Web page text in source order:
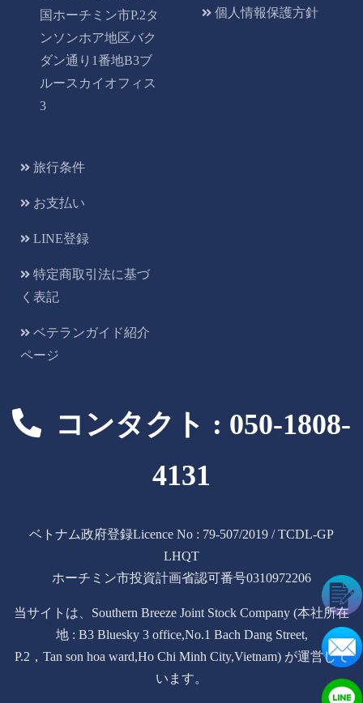
国ホーチミン市P.2タ
ンソンホア地区バク
ダン通り1番地B3ブ
ルースカイオフィス
3
個人情報保護方針
旅行条件
お支払い
LINE登録
特定商取引法に基づ
く表記
ベテランガイド紹介
ページ
コンタクト : 050-1808-
4131
ベトナム政府登録Licence No : 79-507/2019 / TCDL-GP
LHQT
ホーチミン市投資計画省認可番号0310972206
当サイトは、Southern Breeze Joint Stock Company (本社所在
地 : B3 Bluesky 3 office,No.1 Bach Dang Street,
P.2，Tan son hoa ward,Ho Chi Minh City,Vietnam) が運営して
います。